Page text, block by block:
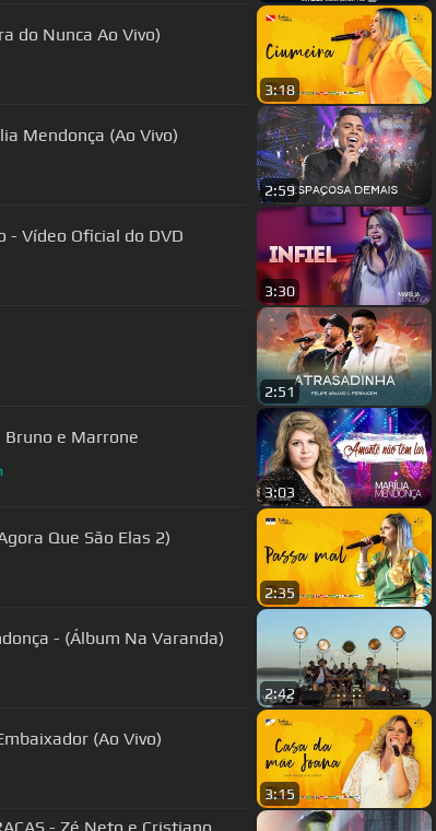
do Nunca Ao Vivo)
3:18
Mendonça (Ao Vivo)
2:59
- Vídeo Oficial do DVD
3:30
2:51
e Marrone
3:03
Que São Elas 2)
2:35
- (Álbum Na Varanda)
2:42
(Ao Vivo)
3:15